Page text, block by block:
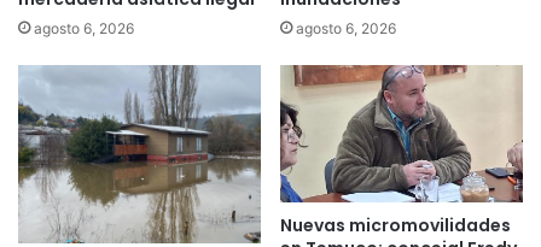
u
e
m
a
n
t
c
í
a
C
h
i
agosto 6, 2026 agosto 6, 2026
Nuevas micromovilidades